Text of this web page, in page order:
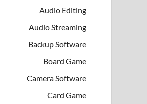
Audio Editing
Audio Streaming
Backup Software
Board Game
Camera Software
Card Game